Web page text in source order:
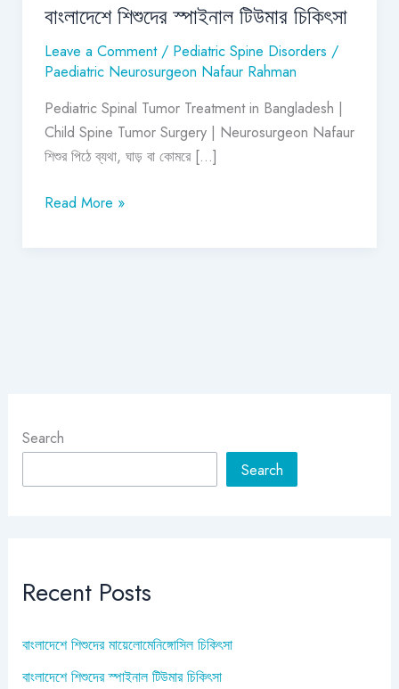
বাংলাদেশে শিশুদের স্পাইনাল টিউমার চিকিৎসা
Leave a Comment / Pediatric Spine Disorders /
Paediatric Neurosurgeon Nafaur Rahman
Pediatric Spinal Tumor Treatment in Bangladesh |
Child Spine Tumor Surgery | Neurosurgeon Nafaur
শিশুর পিঠে ব্যথা, ঘাড় বা কোমরে […]
বাংলাদেশে
স্পাইনাল
চিকিৎসা
Read More »
Search
Search
Recent Posts
বাংলাদেশে শিশুদের মায়েলোমেনিঙ্গোসিল চিকিৎসা
বাংলাদেশে শিশুদের স্পাইনাল টিউমার চিকিৎসা